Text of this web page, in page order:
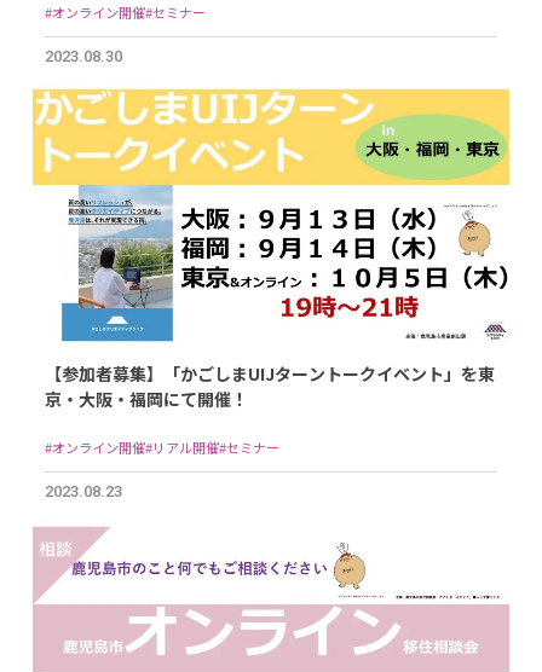
#オンライン開催#セミナー
2023.08.30
【参加者募集】「かごしまUIJターントークイベント」を東
京・大阪・福岡にて開催！
#オンライン開催#リアル開催#セミナー
2023.08.23